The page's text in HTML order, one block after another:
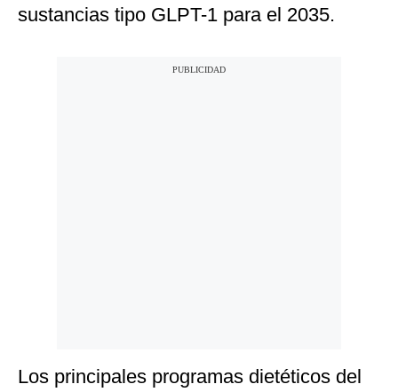
sustancias tipo GLPT-1 para el 2035.
Los principales programas dietéticos del